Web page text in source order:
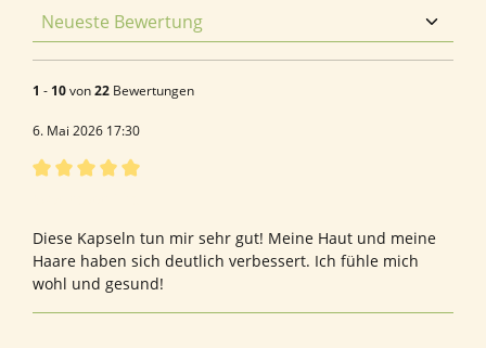
1 - 10von22 Bewertungen
6. Mai 2026 17:30
Diese Kapseln tun mir sehr gut! Meine Haut und meine
Haare haben sich deutlich verbessert. Ich fühle mich
wohl und gesund!